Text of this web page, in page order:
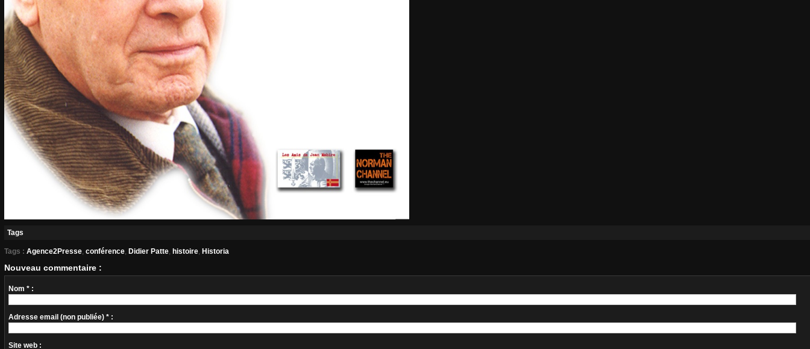
Tags
Tags :Agence2Presse conférence Didier Patte histoire Historia
Nouveau commentaire :
Nom * :
Adresse email (non publiée) * :
Site web :